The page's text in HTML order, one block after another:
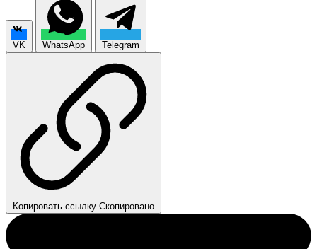
VK WhatsApp Telegram
Копировать ссылку Скопировано